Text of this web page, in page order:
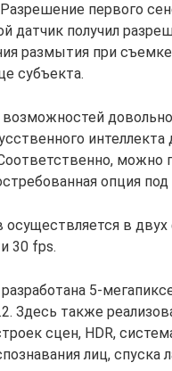
первого
датчик получил
размытия при
субъекта.
можно
опция
в
30 fps.
5-
Здесь также
сцен, HDR,
лиц,